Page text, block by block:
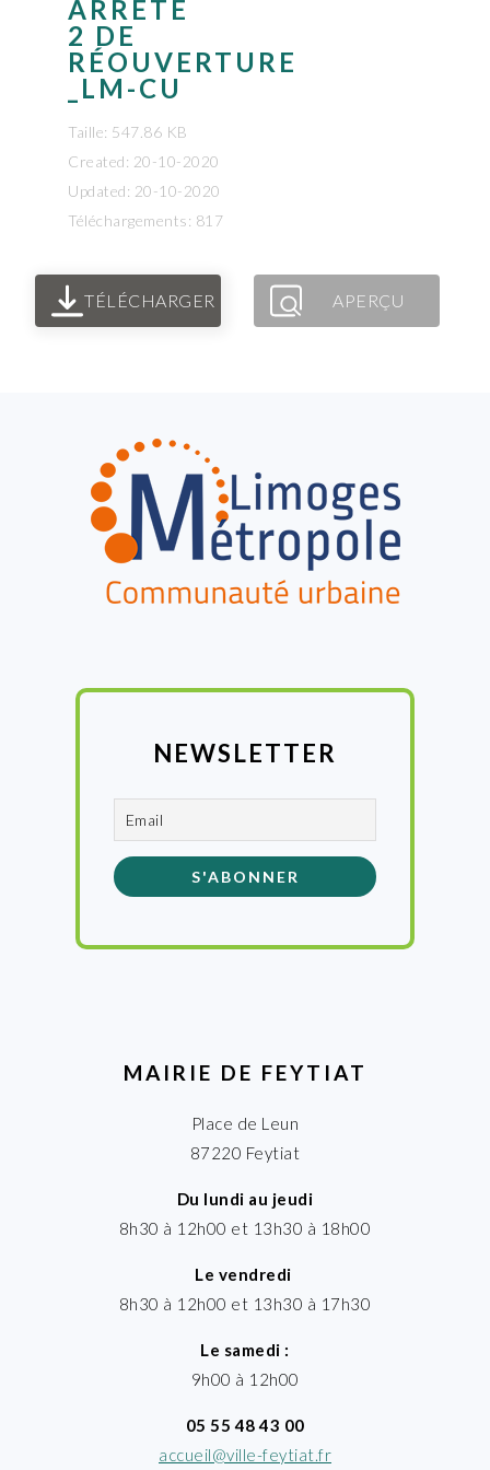
ARRÊTÉ
2 DE
RÉOUVERTURE
_LM-CU
Taille: 547.86 KB
Created: 20-10-2020
Updated: 20-10-2020
Téléchargements: 817
TÉLÉCHARGER APERÇU
NEWSLETTER
MAIRIE DE FEYTIAT
Place de Leun
87220 Feytiat
Du lundi au jeudi
8h30 à 12h00 et 13h30 à 18h00
Le vendredi
8h30 à 12h00 et 13h30 à 17h30
Le samedi :
9h00 à 12h00
05 55 48 43 00
accueil@ville-feytiat.fr